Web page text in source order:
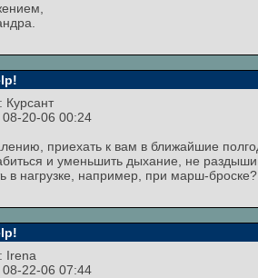
Курсант
20-06 00:24
приехать к вам в ближайшие
и уменьшить дыхание, не
в нагрузке, например, при марш-
Irena
22-06 07:44